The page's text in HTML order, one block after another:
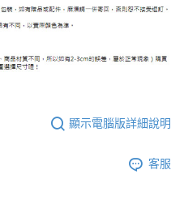
顯示電腦版詳細說明
客服